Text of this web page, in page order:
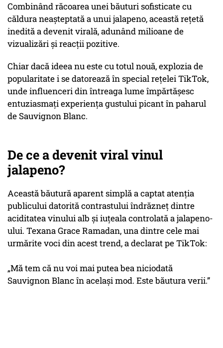
Combinând răcoarea unei băuturi sofisticate cu
căldura neașteptată a unui jalapeno, această rețetă
inedită a devenit virală, adunând milioane de
vizualizări și reacții pozitive.
Chiar dacă ideea nu este cu totul nouă, explozia de
popularitate i se datorează în special rețelei TikTok,
unde influenceri din întreaga lume împărtășesc
entuziasmați experiența gustului picant în paharul
de Sauvignon Blanc.
De ce a devenit viral vinul
jalapeno?
Această băutură aparent simplă a captat atenția
publicului datorită contrastului îndrăzneț dintre
aciditatea vinului alb și iuțeala controlată a jalapeno-
ului. Texana Grace Ramadan, una dintre cele mai
urmărite voci din acest trend, a declarat pe TikTok:
„Mă tem că nu voi mai putea bea niciodată
Sauvignon Blanc în același mod. Este băutura verii.”